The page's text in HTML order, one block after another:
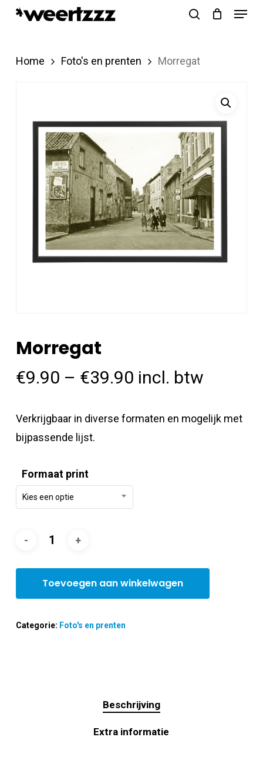
Skip
content
Menu
Home Foto's en prenten Morregat
Morregat
€9.90 – €39.90 incl. btw
Verkrijgbaar in diverse formaten en mogelijk met
bijpassende lijst.
Formaat print
Kies een optie
Toevoegen aan winkelwagen
Categorie: Foto's en prenten
Beschrijving
Extra informatie